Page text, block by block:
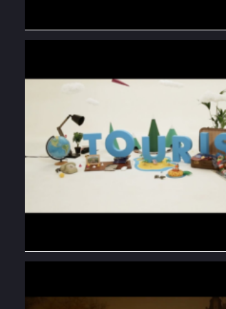
Breakdance Decathlon